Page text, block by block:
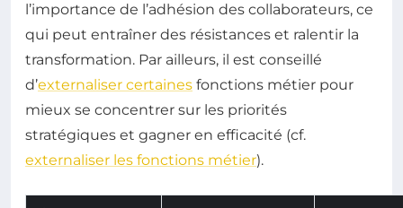
l’importance de l’adhésion des collaborateurs, ce
qui peut entraîner des résistances et ralentir la
transformation. Par ailleurs, il est conseillé
d’externaliser certaines fonctions métier pour
mieux se concentrer sur les priorités
stratégiques et gagner en efficacité (cf.
externaliser les fonctions métier).